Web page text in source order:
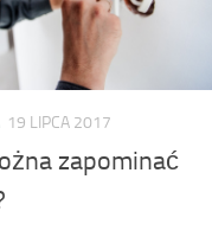
19 LIPCA 2017
zapominać